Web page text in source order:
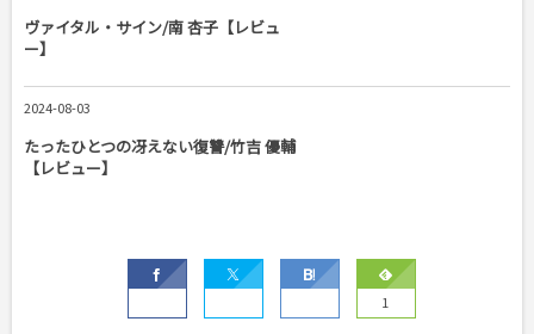
ヴァイタル・サイン/南 杏子【レビュ
ー】
2024-08-03
たったひとつの冴えない復讐/竹吉 優輔
【レビュー】
1